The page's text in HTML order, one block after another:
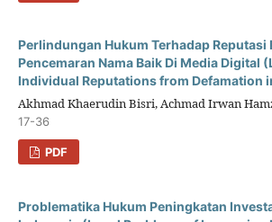
Perlindungan Hukum Terhadap Reputasi
Pencemaran Nama Baik Di Media Digital
Individual Reputations from Defamation
Akhmad Khaerudin Bisri, Achmad Irwan
17-36
PDF
Problematika Hukum Peningkatan